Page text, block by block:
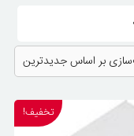
اساس
جدیدترین
تخفیف!